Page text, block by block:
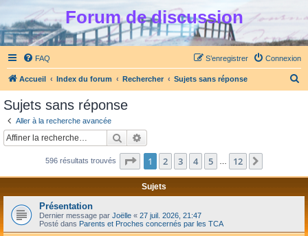
Forum de discussion
FAQ Connexion
S’enregistrer
Accueil Index du forum Rechercher Sujets sans réponse
c
Sujets sans réponse
Aller à la recherche avancée
Rechercher
596 résultats trouvés Page 1sur12
1 2 3 4 5 12
Sujets
Présentation
Dernier message par Joëlle « 27 juil. 2026, 21:47
Posté dans Parents et Proches concernés par les TCA